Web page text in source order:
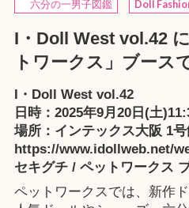
六分の一男子図鑑
Doll
I・Doll West vol.42
トワークス」ブース
I・Doll West vol.42
日時：2025年9月20日(土
場所：インテックス大阪 1
https://www.idollweb.net/
セキグチ / ペットワークス
ペットワークスでは、新作